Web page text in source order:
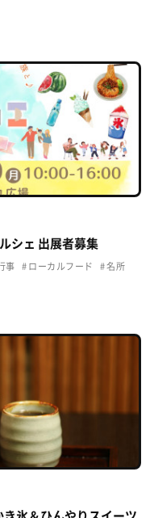
シェ 出展者募集
事 ローカルフード 名所